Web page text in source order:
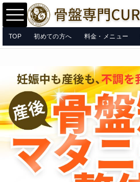
TOP 初めての方へ 料金・メニュー